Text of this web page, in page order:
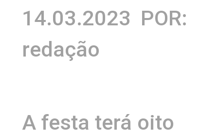
14.03.2023 POR:
redação
A festa terá oito